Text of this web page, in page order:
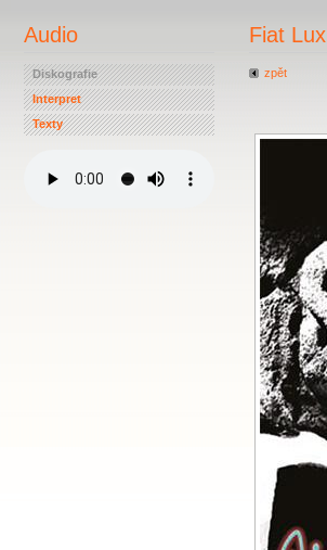
Audio
Diskografie
Interpret
Texty
Fiat Lux
zpět